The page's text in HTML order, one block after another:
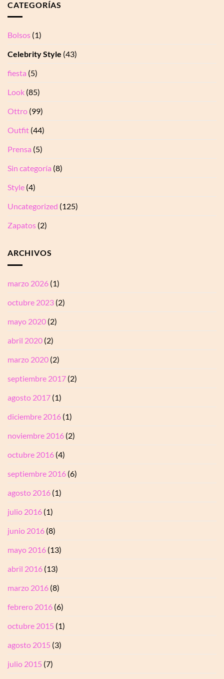
CATEGORÍAS
Bolsos (1)
Celebrity Style (43)
fiesta (5)
Look (85)
Ottro (99)
Outfit (44)
Prensa (5)
Sin categoría (8)
Style (4)
Uncategorized (125)
Zapatos (2)
ARCHIVOS
marzo 2026 (1)
octubre 2023 (2)
mayo 2020 (2)
abril 2020 (2)
marzo 2020 (2)
septiembre 2017 (2)
agosto 2017 (1)
diciembre 2016 (1)
noviembre 2016 (2)
octubre 2016 (4)
septiembre 2016 (6)
agosto 2016 (1)
julio 2016 (1)
junio 2016 (8)
mayo 2016 (13)
abril 2016 (13)
marzo 2016 (8)
febrero 2016 (6)
octubre 2015 (1)
agosto 2015 (3)
julio 2015 (7)